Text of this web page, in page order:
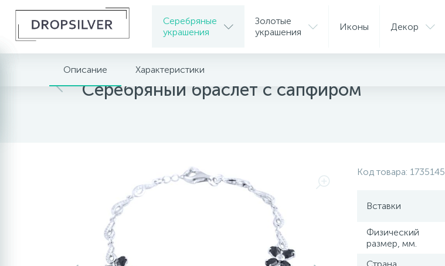
Серебряные
украшения
Золотые
украшения
Иконы Декор
Главная Серебряные украшения
Серебряный браслет с сапфиром
Описание Характеристики
Код товара: 1735145
Вставки
Физический
размер, мм.